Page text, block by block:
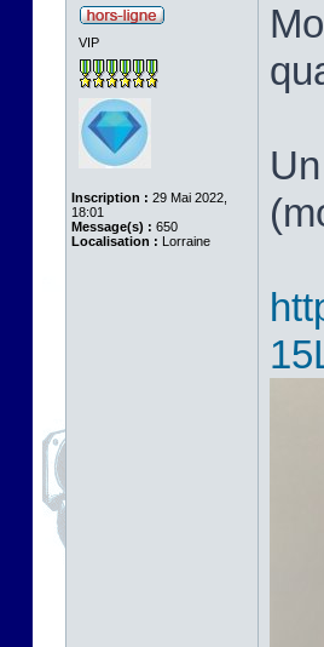
VIP
Inscription : 29 Mai 2022,
18:01
Message(s) : 650
Localisation : Lorraine